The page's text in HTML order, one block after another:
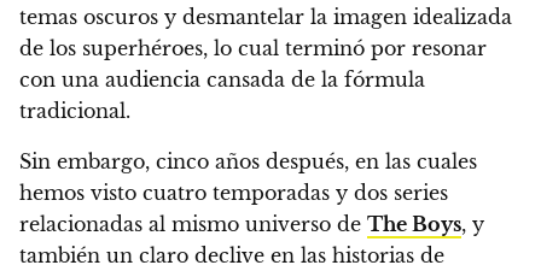
temas oscuros y desmantelar la imagen idealizada
de los superhéroes, lo cual terminó por resonar
con una audiencia cansada de la fórmula
tradicional.
Sin embargo, cinco años después, en las cuales
hemos visto cuatro temporadas y dos series
relacionadas al mismo universo de The Boys, y
también un claro declive en las historias de